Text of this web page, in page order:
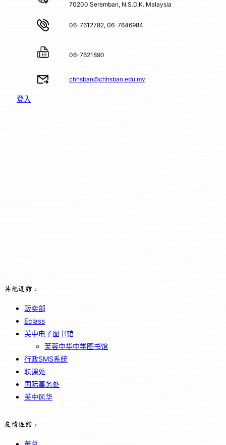
70200 Seremban, N.S.D.K. Malaysia
06-7612782, 06-7646984
06-7621890
chhsban@chhsban.edu.my
登入
其他连结：
贩卖部
Eclass
芙中电子图书馆
芙蓉中华中学图书馆
行政SMS系统
联课处
国际事务处
芙中风华
友情连结：